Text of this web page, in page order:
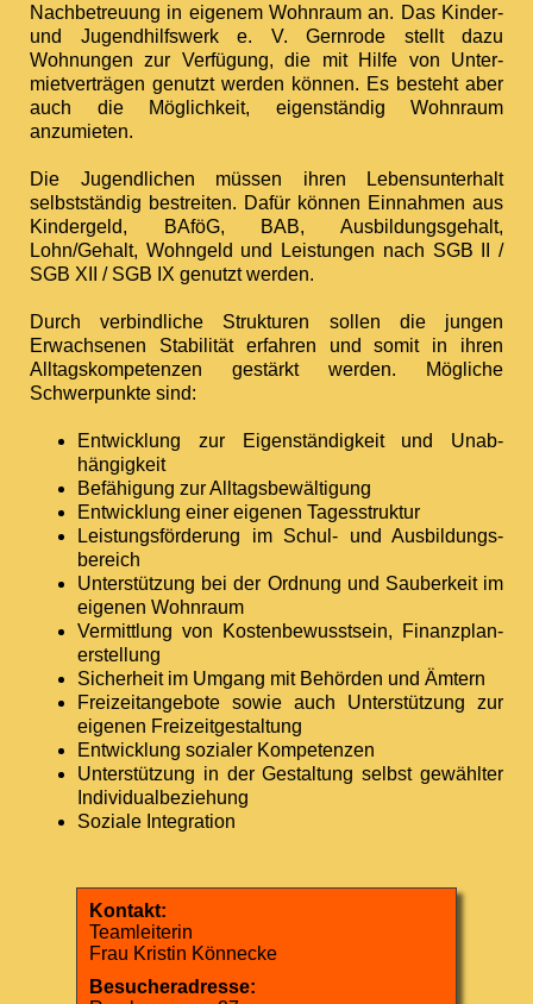
Nach­betreuung in eigenem Wohnraum an. Das Kinder-
und Jugend­hilfswerk e. V. Gernrode stellt dazu
Wohnungen zur Verfügung, die mit Hilfe von Unter­
mietver­trägen genutzt werden können. Es besteht aber
auch die Möglichkeit, eigenständig Wohnraum
anzumieten.
Die Jugendlichen müssen ihren Lebens­unterhalt
selbstständig bestreiten. Dafür können Einnahmen aus
Kindergeld, BAföG, BAB, Ausbildungsgehalt,
Lohn/Gehalt, Wohngeld und Leistungen nach SGB II /
SGB XII / SGB IX genutzt werden.
Durch verbindliche Strukturen sollen die jungen
Erwachsenen Stabilität erfahren und somit in ihren
Alltags­kompe­tenzen gestärkt werden. Mögliche
Schwerpunkte sind:
Entwick­lung zur Eigen­ständigkeit und Unab­
hängigkeit
Befähigung zur Alltags­bewältigung
Entwicklung einer eigenen Tages­struktur
Leistungsförderung im Schul- und Aus­bildungs­
bereich
Unterstützung bei der Ordnung und Sau­ber­keit im
eigenen Wohn­raum
Vermittlung von Kosten­bewusst­sein, Finanz­plan­
erstellung
Sicherheit im Umgang mit Behörden und Ämtern
Freizeitangebote sowie auch Unter­stützung zur
eigenen Freizeit­gestaltung
Entwicklung sozialer Kompetenzen
Unterstützung in der Gestaltung selbst gewählter
Individual­beziehung
Soziale Integration
Kontakt:
Teamleiterin
Frau Kristin Könnecke
Besucheradresse: